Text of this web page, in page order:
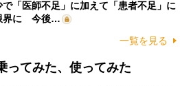
で「医師不足」に加えて「患者不足」に
界に 今後…
一覧を見る
ってみた、使ってみた